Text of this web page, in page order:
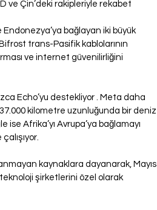
ve Çin’deki rakipleriyle rekabet
Endonezya’ya bağlayan iki büyük
trans-Pasifik kablolarının
ve internet güvenilirliğini
Echo’yu destekliyor . Meta daha
kilometre uzunluğunda bir deniz
ise Afrika’yı Avrupa’ya bağlamayı
kaynaklara dayanarak, Mayıs
şirketlerini özel olarak